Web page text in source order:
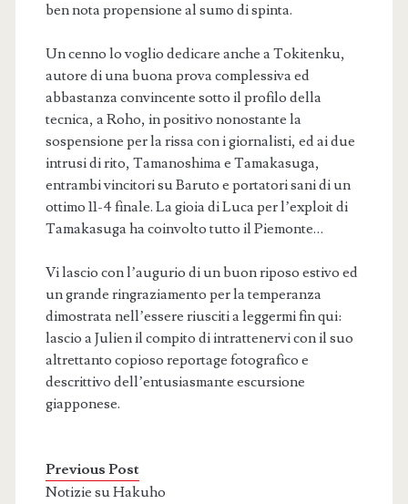
ben nota propensione al sumo di spinta.
Un cenno lo voglio dedicare anche a Tokitenku,
autore di una buona prova complessiva ed
abbastanza convincente sotto il profilo della
tecnica, a Roho, in positivo nonostante la
sospensione per la rissa con i giornalisti, ed ai due
intrusi di rito, Tamanoshima e Tamakasuga,
entrambi vincitori su Baruto e portatori sani di un
ottimo 11-4 finale. La gioia di Luca per l’exploit di
Tamakasuga ha coinvolto tutto il Piemonte…
Vi lascio con l’augurio di un buon riposo estivo ed
un grande ringraziamento per la temperanza
dimostrata nell’essere riusciti a leggermi fin qui:
lascio a Julien il compito di intrattenervi con il suo
altrettanto copioso reportage fotografico e
descrittivo dell’entusiasmante escursione
giapponese.
Previous Post
Notizie su Hakuho